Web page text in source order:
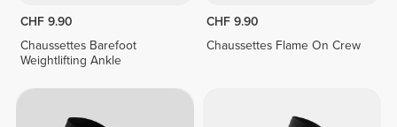
CHF 9.90
Chaussettes Barefoot
Weightlifting Ankle
CHF 9.90
Chaussettes Flame On Crew